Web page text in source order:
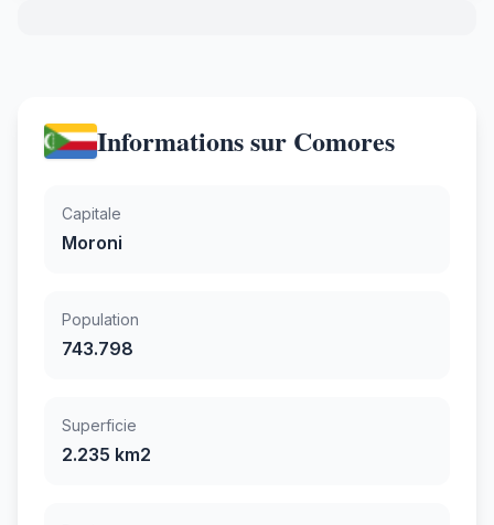
Informations sur Comores
Capitale
Moroni
Population
743.798
Superficie
2.235 km2